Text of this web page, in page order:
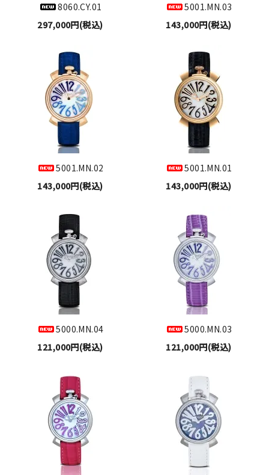
8060.CY.01
297,000円(税込)
5001.MN.03
143,000円(税込)
5001.MN.02
143,000円(税込)
5001.MN.01
143,000円(税込)
5000.MN.04
121,000円(税込)
5000.MN.03
121,000円(税込)